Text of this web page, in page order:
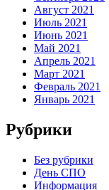
Август 2021
Июль 2021
Июнь 2021
Май 2021
Апрель 2021
Март 2021
Февраль 2021
Январь 2021
Рубрики
Без рубрики
День СПО
Информация